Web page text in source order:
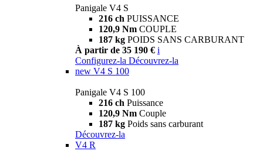
Panigale V4 S
216 ch PUISSANCE
120,9 Nm COUPLE
187 kg POIDS SANS CARBURANT
À partir de 35 190 € i
Configurez-la Découvrez-la
new V4 S 100
Panigale V4 S 100
216 ch Puissance
120,9 Nm Couple
187 kg Poids sans carburant
Découvrez-la
V4 R